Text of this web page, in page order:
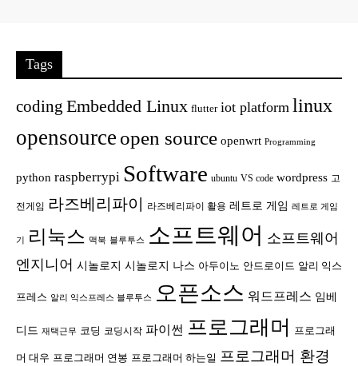
Tags
coding Embedded Linux flutter iot platform linux
opensource open source openwrt Programming
python raspberrypi Software ubuntu VS code wordpress 고
전게임 라즈베리파이 라즈베리파이 활용 레트로 게임 레트로 게임
기 리눅스 맥북 블루투스 소프트웨어 소프트웨어
엔지니어 시놀로지 시놀로지 나스 아두이노 안드로이드 알리 익스
프레스 알리 익스프레스 블루투스 오픈소스 워드프레스 임베
디드 재택근무 코딩 코딩시작 파이썬 프로그래머 프로그래
머 대우 프로그래머 연봉 프로그래머 하는일 프로그래머 환경